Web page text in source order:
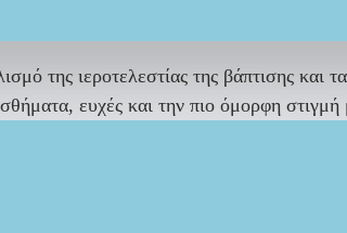
της ιεροτελεστίας της βάπτισης και
ευχές και την πιο όμορφη στιγμή
αισθητική συνοχή με το βαπτιστικό